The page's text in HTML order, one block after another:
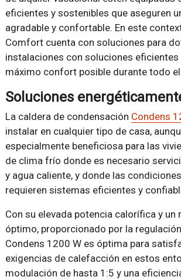
eficientes y sostenibles que aseguren
agradable y confortable. En este
Comfort cuenta con soluciones para
instalaciones con soluciones eficientes
máximo confort posible durante todo el
Soluciones
La caldera de condensación Condens
instalar en cualquier tipo de casa,
especialmente beneficiosa para las
de clima frío donde es necesario
y agua caliente, y donde las
requieren sistemas eficientes y
Con su elevada potencia calorífica y un
óptimo, proporcionado por la
Condens 1200 W es óptima para
exigencias de calefacción en estos
modulación de hasta 1:5 y una